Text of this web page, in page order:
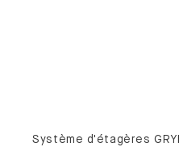
Système d'étagères